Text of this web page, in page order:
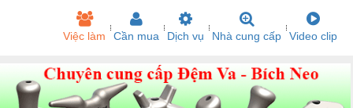
Việc làm Cần mua Dịch vụ Nhà cung cấp Video clip